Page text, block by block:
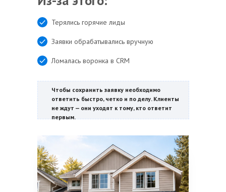
Чтобы сохранить заявку необходимо
ответить быстро, четко и по делу. Клиенты
не ждут — они уходят к тому, кто ответит
первым.
Терялись горячие лиды
Заявки обрабатывались вручную
Ломалась воронка в CRM